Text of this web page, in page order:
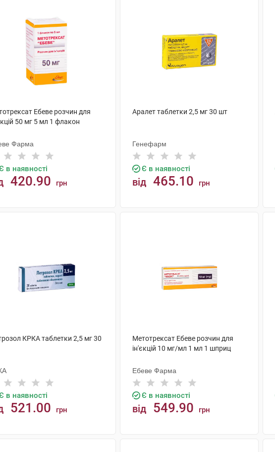
Ебеве розчин для
50 мг 5 мл 1 флакон
Фарма
в наявності
420.90 грн
Аралет таблетки 2,5 мг 30 шт
Генефарм
Є в наявності
від 465.10 грн
КРКА таблетки 2,5 мг 30
в наявності
521.00 грн
Метотрексат Ебеве розчин для
ін'єкцій 10 мг/мл 1 мл 1 шприц
Ебеве Фарма
Є в наявності
від 549.90 грн